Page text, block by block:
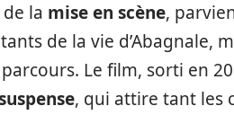
la mise en scène,
de la vie d’Abagnale,
Le film, sorti en
, qui attire tant les